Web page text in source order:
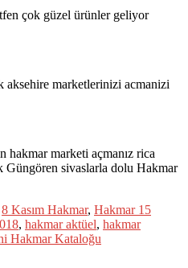
çok güzel ürünler geliyor
marketlerinizi acmanizi
hakmar marketi açmanız rica
Güngören sivaslarla dolu Hakmar
8 Kasım Hakmar, Hakmar 15
, hakmar aktüel, hakmar
Hakmar Kataloğu